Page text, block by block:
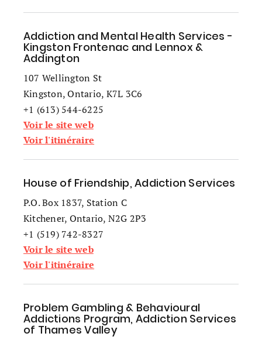
Addiction and Mental Health Services -
Kingston Frontenac and Lennox &
Addington
107 Wellington St
Kingston, Ontario, K7L 3C6
+1 (613) 544-6225
Voir le site web
Voir l'itinéraire
House of Friendship, Addiction Services
P.O. Box 1837, Station C
Kitchener, Ontario, N2G 2P3
+1 (519) 742-8327
Voir le site web
Voir l'itinéraire
Problem Gambling & Behavioural
Addictions Program, Addiction Services
of Thames Valley